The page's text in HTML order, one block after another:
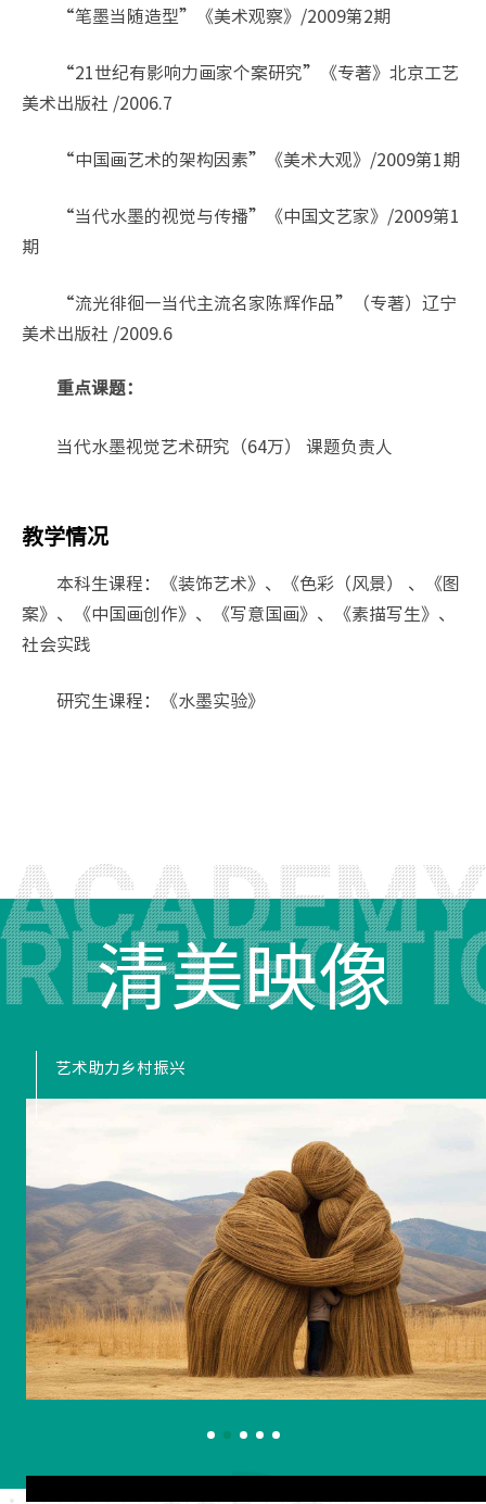
“笔墨当随造型”《美术观察》/2009第2期
“21世纪有影响力画家个案研究”《专著》北京工艺
美术出版社 /2006.7
“中国画艺术的架构因素”《美术大观》/2009第1期
“当代水墨的视觉与传播”《中国文艺家》/2009第1
期
“流光徘徊—当代主流名家陈辉作品”（专著）辽宁
美术出版社 /2009.6
重点课题：
当代水墨视觉艺术研究（64万） 课题负责人
教学情况
本科生课程：《装饰艺术》、《色彩（风景） 、《图
案》、《中国画创作》、《写意国画》、《素描写生》、
社会实践
研究生课程：《水墨实验》
清美映像
艺术助力乡村振兴